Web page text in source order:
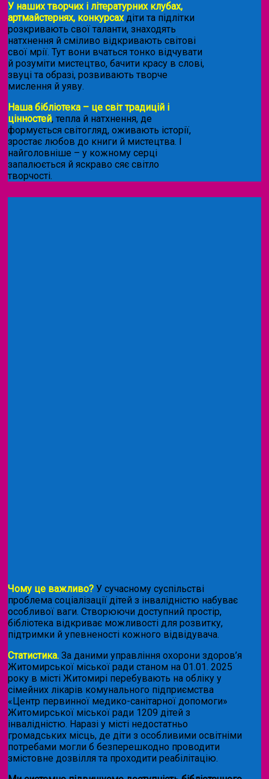
У наших творчих і літературних клубах,
артмайстернях, конкурсахдіти та підлітки
розкривають свої таланти, знаходять
натхнення й сміливо відкривають світові
свої мрії. Тут вони вчаться тонко відчувати
й розуміти мистецтво, бачити красу в слові,
звуці та образі, розвивають творче
мислення й уяву.
Наша бібліотека – це світ традицій і
цінностей, тепла й натхнення, де
формується світогляд, оживають історії,
зростає любов до книги й мистецтва. І
найголовніше – у кожному серці
запалюється й яскраво сяє світло
творчості.
Чому це важливо? У сучасному суспільстві
проблема соціалізації дітей з інвалідністю набуває
особливої ваги. Створюючи доступний простір,
бібліотека відкриває можливості для розвитку,
підтримки й упевненості кожного відвідувача.
Статистика. За даними управління охорони здоров’я
Житомирської міської ради станом на 01.01. 2025
року в місті Житомирі перебувають на обліку у
сімейних лікарів комунального підприємства
«Центр первинної медико-санітарної допомоги»
Житомирської міської ради 1209 дітей з
інвалідністю. Наразі у місті недостатньо
громадських місць, де діти з особливими освітніми
потребами могли б безперешкодно проводити
змістовне дозвілля та проходити реабілітацію.